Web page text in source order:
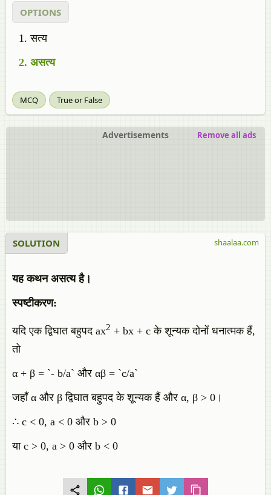
OPTIONS
सत्य
असत्य
MCQ True or False
Advertisements Remove all ads
SOLUTION
यह कथन असत्य है।
स्पष्टीकरण:
यदि एक द्विघात बहुपद ax2 + bx + c के शून्यक दोनों धनात्मक हैं,
तो
α + β = `- b/a` और αβ = `c/a`
जहाँ α और β द्विघात बहुपद के शून्यक हैं और α, β > 0।
∴ c < 0, a < 0 और b > 0
या c > 0, a > 0 और b < 0
shaalaa.com